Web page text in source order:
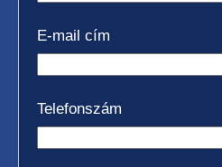
E-mail cím
Telefonszám